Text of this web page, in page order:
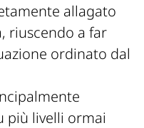
allagato
riuscendo a far
ordinato dal
più livelli ormai